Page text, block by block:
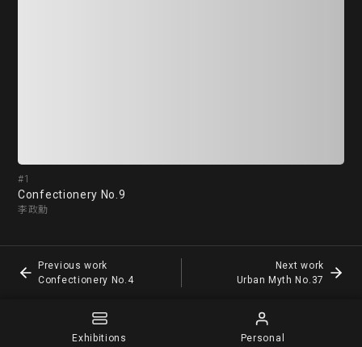
Exhibitions Personal
Previous work
Confectionery No.4
Next work
Urban Myth No.37
#1
Confectionery No.9
李政勳